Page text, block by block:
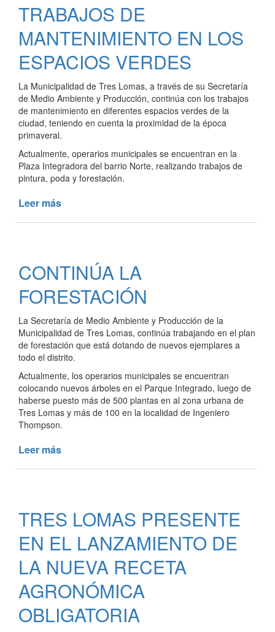
TRABAJADORES
LOCALES:
SE
ENTREGARON
CINCO
NUEVOS
MICROEMPRENDIMIENTO
TRABAJOS DE
MANTENIMIENTO EN LOS
ESPACIOS VERDES
La Municipalidad de Tres Lomas, a través de su Secretaría
de Medio Ambiente y Producción, continúa con los trabajos
de mantenimiento en diferentes espacios verdes de la
ciudad, teniendo en cuenta la proximidad de la época
primaveral.
Actualmente, operarios municipales se encuentran en la
Plaza Integradora del barrio Norte, realizando trabajos de
pintura, poda y forestación.
Leer más
LOS
ESPACIOS
VERDES
CONTINÚA LA
FORESTACIÓN
La Secretaría de Medio Ambiente y Producción de la
Municipalidad de Tres Lomas, continúa trabajando en el plan
de forestación que está dotando de nuevos ejemplares a
todo el distrito.
Actualmente, los operarios municipales se encuentran
colocando nuevos árboles en el Parque Integrado, luego de
haberse puesto más de 500 plantas en al zona urbana de
Tres Lomas y más de 100 en la localidad de Ingeniero
Thompson.
Leer más
TRES LOMAS PRESENTE
EN EL LANZAMIENTO DE
LA NUEVA RECETA
AGRONÓMICA
OBLIGATORIA